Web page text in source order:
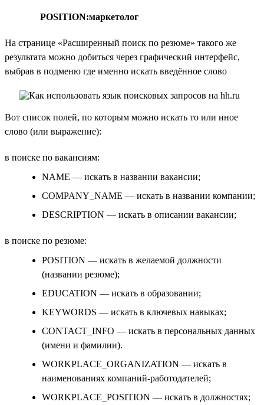
POSITION:маркетолог
На странице «Расширенный поиск по резюме» такого же
результата можно добиться через графический интерфейс,
выбрав в подменю где именно искать введённое слово
Вот список полей, по которым можно искать то или иное
слово (или выражение):
в поиске по вакансиям:
NAME — искать в названии вакансии;
COMPANY_NAME — искать в названии компании;
DESCRIPTION — искать в описании вакансии;
в поиске по резюме:
POSITION — искать в желаемой должности
(названии резюме);
EDUCATION — искать в образовании;
KEYWORDS — искать в ключевых навыках;
CONTACT_INFO — искать в персональных данных
(имени и фамилии).
WORKPLACE_ORGANIZATION — искать в
наименованиях компаний-работодателей;
WORKPLACE_POSITION — искать в должностях;